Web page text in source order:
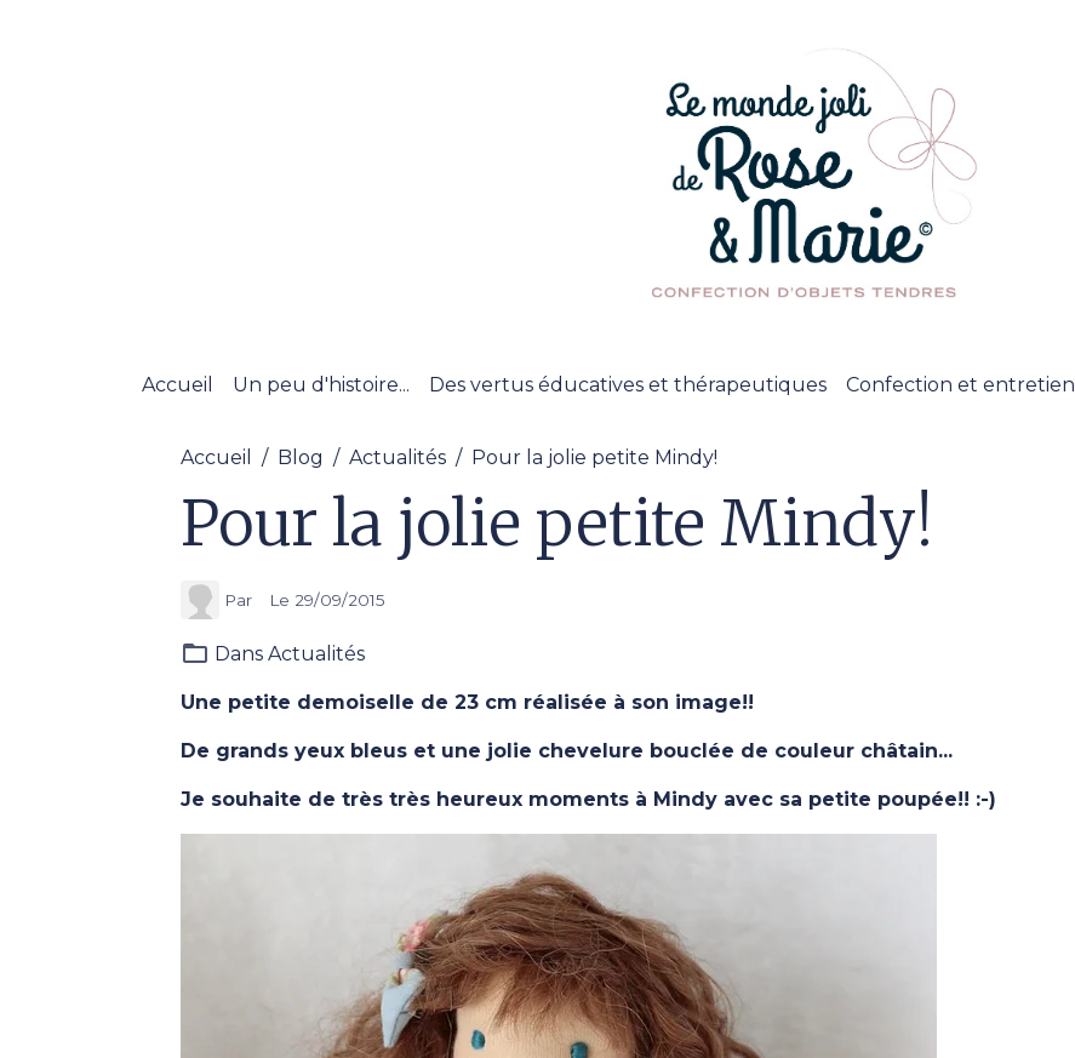
Accueil Un peu d'histoire... Des vertus éducatives et thérapeutiques Confection et entretien
Accueil Blog Actualités Pour la jolie petite Mindy!
Pour la jolie petite Mindy!
Par Le 29/09/2015
DansActualités
Une petite demoiselle de 23 cm réalisée à son image!!
De grands yeux bleus et une jolie chevelure bouclée de couleur châtain...
Je souhaite de très très heureux moments à Mindy avec sa petite poupée!! :-)